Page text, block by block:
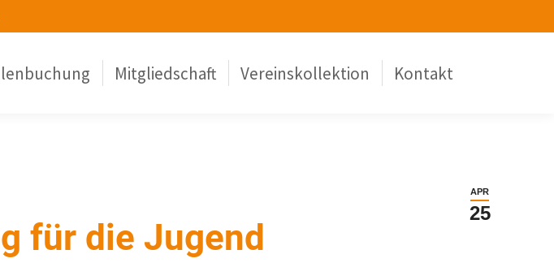
Mitgliedschaft Vereinskollektion Kontakt
APR
25
für die Jugend